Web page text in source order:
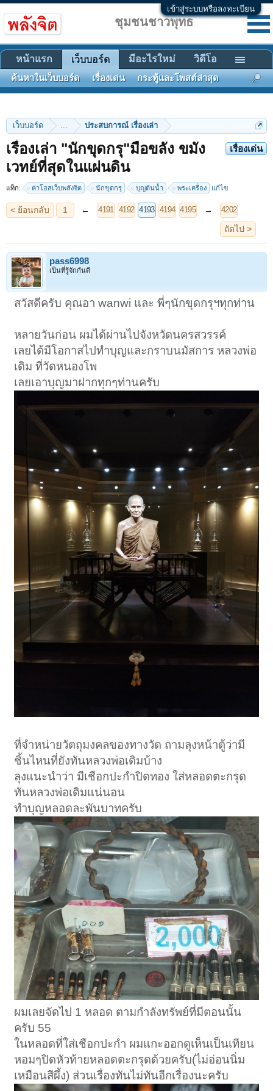
เข้าสู่ระบบหรือลงทะเบียน
เว็บบอร์ด ... ประสบการณ์ เรื่องเล่า
เรื่องเด่น
เรื่องเล่า "นักขุดกรุ"มือขลัง ขมัง
เวทย์ที่สุดในแผ่นดิน
แท็ก: ค่าโฮสเว็บพลังจิต นักขุดกรุ บุญต้นน้ำ พระเครื่อง แก้ไข
< ย้อนกลับ 1 4191 4192 4193 4194 4195 → 4202
pass6998
เป็นที่รู้จักกันดี
สวัสดีครับ คุณอา wanwi และ พี่ๆนักขุดกรุฯทุกท่าน
หลายวันก่อน ผมได้ผ่านไปจังหวัดนครสวรรค์
เลยได้มีโอกาสไปทำบุญและกราบนมัสการ หลวงพ่อ
เดิม ที่วัดหนองโพ
เลยเอาบุญมาฝากทุกๆท่านครับ
ที่จำหน่ายวัตถุมงคลของทางวัด ถามลุงหน้าตู้ว่ามี
ชิ้นไหนที่ยังทันหลวงพ่อเดิมบ้าง
ลุงแนะนำว่า มีเชือกปะกำปิดทอง ใส่หลอดตะกรุด
ทันหลวงพ่อเดิมแน่นอน
ทำบุญหลอดละพันบาทครับ
ผมเลยจัดไป 1 หลอด ตามกำลังทรัพย์ที่มีตอนนั้น
ครับ 55
ในหลอดที่ใส่เชือกปะกำ ผมแกะออกดูเห็นเป็นเทียน
หอมๆปิดหัวท้ายหลอดตะกรุดด้วยครับ(ไม่อ่อนนิ่ม
เหมือนสีผึ้ง) ส่วนเรื่องทันไม่ทันอีกเรื่องนะครับ
ชุมชนชาวพุทธ
หน้าแรก เว็บบอร์ด
ค้นหาในเว็บบอร์ด เรื่องเด่น กระทู้และโพสต์ล่าสุด
มีอะไรใหม่ วิดีโอ